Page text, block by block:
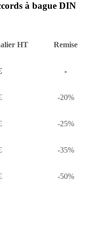
à bague DIN
HT Remise
-
-20%
-25%
-35%
-50%